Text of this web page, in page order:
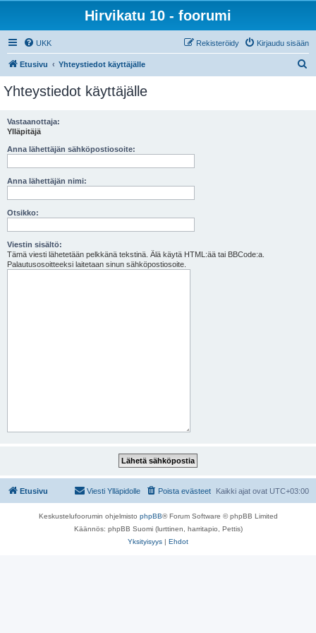
Hirvikatu 10 - foorumi
UKK Kirjaudu sisään
Rekisteröidy
Etusivu Yhteystiedot käyttäjälle
Yhteystiedot käyttäjälle
Vastaanottaja:
Ylläpitäjä
Anna lähettäjän sähköpostiosoite:
Anna lähettäjän nimi:
Otsikko:
Viestin sisältö:
Tämä viesti lähetetään pelkkänä tekstinä. Älä käytä HTML:ää tai BBCode:a.
Palautusosoitteeksi laitetaan sinun sähköpostiosoite.
Etusivu Kaikki ajat ovat UTC+03:00
Poista evästeet
Viesti Ylläpidolle
Keskustelufoorumin ohjelmisto phpBB® Forum Software © phpBB Limited
Käännös: phpBB Suomi (lurttinen, harritapio, Pettis)
Yksityisyys | Ehdot